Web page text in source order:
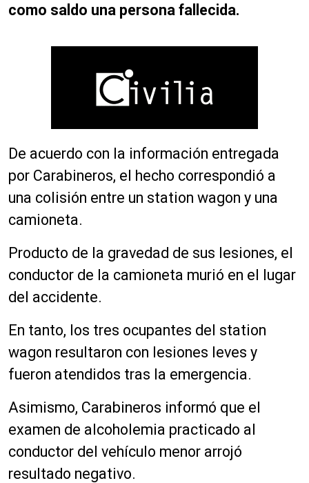
como saldo una persona fallecida.
De acuerdo con la información entregada
por Carabineros, el hecho correspondió a
una colisión entre un station wagon y una
camioneta.
Producto de la gravedad de sus lesiones, el
conductor de la camioneta murió en el lugar
del accidente.
En tanto, los tres ocupantes del station
wagon resultaron con lesiones leves y
fueron atendidos tras la emergencia.
Asimismo, Carabineros informó que el
examen de alcoholemia practicado al
conductor del vehículo menor arrojó
resultado negativo.